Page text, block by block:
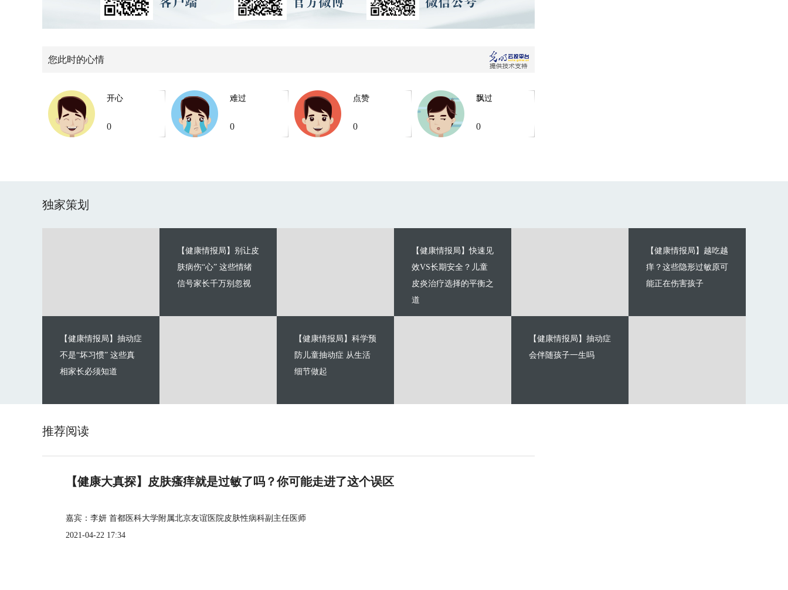
您此时的心情
开心
0
难过
0
点赞
0
飘过
0
独家策划
【健康情报局】别让皮
肤病伤“心” 这些情绪
信号家长千万别忽视
【健康情报局】抽动症
不是“坏习惯” 这些真
相家长必须知道
【健康情报局】快速见
效VS长期安全？儿童
皮炎治疗选择的平衡之
道
【健康情报局】科学预
防儿童抽动症 从生活
细节做起
【健康情报局】越吃越
痒？这些隐形过敏原可
能正在伤害孩子
【健康情报局】抽动症
会伴随孩子一生吗
推荐阅读
【健康大真探】皮肤瘙痒就是过敏了吗？你可能走进了这个误区
嘉宾：李妍 首都医科大学附属北京友谊医院皮肤性病科副主任医师
2021-04-22 17:34